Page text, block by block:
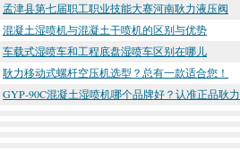
孟津县第七届职工职业技能大赛河南耿力液压阀
混凝土湿喷机与混凝土干喷机的区别与优势
车载式湿喷车和工程底盘湿喷车区别在哪儿
耿力移动式螺杆空压机选型？总有一款适合您！
GYP-90C混凝土湿喷机哪个品牌好？认准正品耿力